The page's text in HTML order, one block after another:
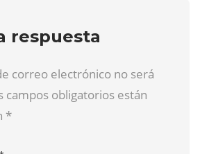
respuesta
correo electrónico no será
campos obligatorios están
*